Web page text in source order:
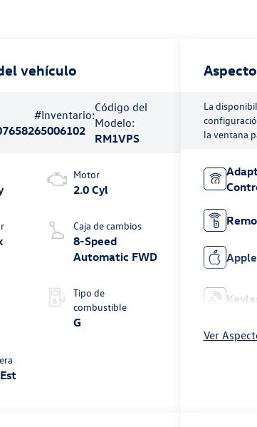
vehículo
#Inventario:
65006102
Código del
Modelo:
RM1VPS
Motor
2.0 Cyl
Caja de cambios
8-Speed
Automatic FWD
Tipo de
combustible
G
La
la ventana
Ver